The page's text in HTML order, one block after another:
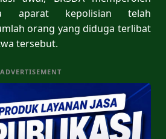
aparat kepolisian telah
orang yang diduga terlibat
tersebut.
ADVERTISEMENT